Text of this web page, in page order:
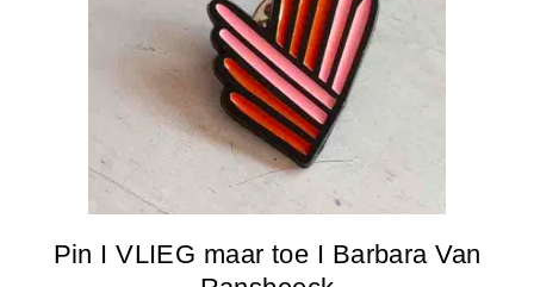
Pin I VLIEG maar toe I Barbara Van